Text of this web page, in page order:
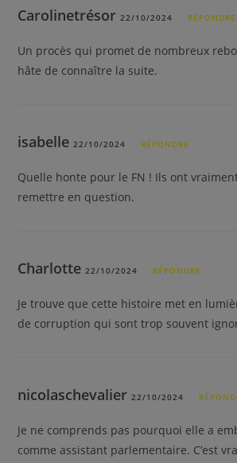
Carolinetrésor22/10/2024 RÉPONDRE
Un procès qui promet de nombreux
hâte de connaître la suite.
isabelle22/10/2024 RÉPONDRE
Quelle honte pour le FN ! Ils ont
remettre en question.
Charlotte22/10/2024 RÉPONDRE
Je trouve que cette histoire met en
de corruption qui sont trop souvent
nicolaschevalier22/10/2024
Je ne comprends pas pourquoi elle a
comme assistant parlementaire. C’est